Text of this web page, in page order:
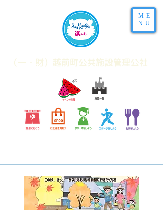
​（一・財）越前町公共施設管理公社
ME
NU